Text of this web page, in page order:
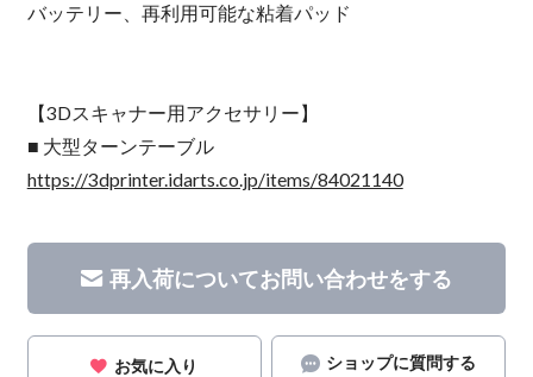
バッテリー、再利用可能な粘着パッド
【3Dスキャナー用アクセサリー】
■ 大型ターンテーブル
https://3dprinter.idarts.co.jp/items/84021140
再入荷についてお問い合わせをする
お気に入り ショップに質問する